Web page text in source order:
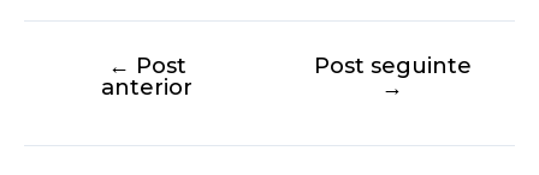
← Post
anterior
Post seguinte
→